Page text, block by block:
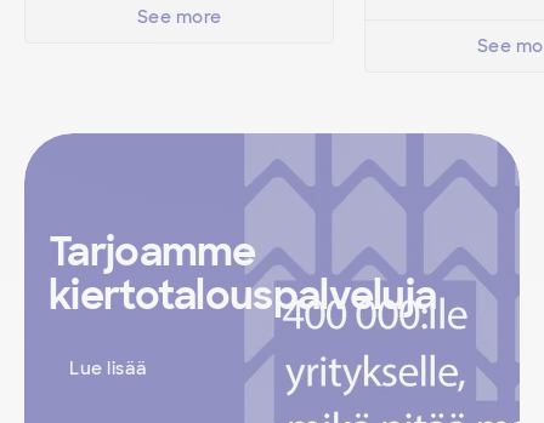
See more
See
Tarjoamme
kiertotalouspalveluja
Lue lisää